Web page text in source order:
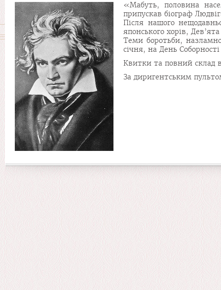
«Мабуть, половина
припускав біограф
Після нашого
японського хорів,
Теми боротьби,
січня, на День
Квитки та повний склад
За диригентським